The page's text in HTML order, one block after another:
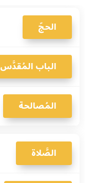
الحجّ
الباب المُقدَّس
المُصالحة
الصَّلاة